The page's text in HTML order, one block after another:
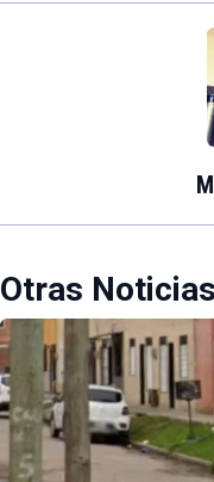
Otras Noticias